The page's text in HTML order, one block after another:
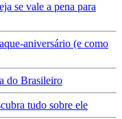
se vale a pena para
aniversário (e como
do Brasileiro
tudo sobre ele